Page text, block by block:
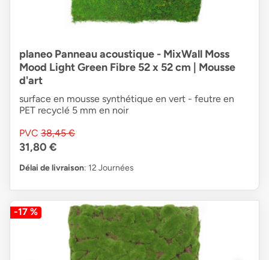
planeo Panneau acoustique - MixWall Moss
Mood Light Green Fibre 52 x 52 cm | Mousse
d'art
surface en mousse synthétique en vert - feutre en
PET recyclé 5 mm en noir
PVC 38,45 €
31,80 €
Délai de livraison: 12 Journées
-17 %